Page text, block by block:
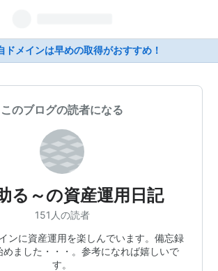
ドメインは早めの取得がおすすめ！
このブログの読者になる
る～の資産運用日記
151人の読者
ンに資産運用を楽しんでいます。備忘録
めました・・・。参考になれば嬉しいで
す。